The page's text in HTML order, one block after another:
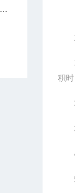
1
积
2
3
4
5